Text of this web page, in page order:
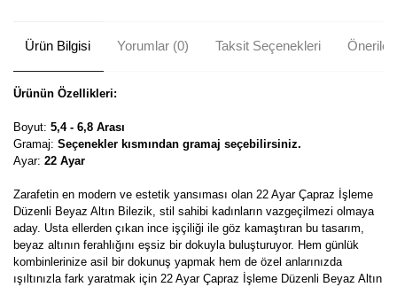
Ürün Bilgisi Yorumlar (0) Taksit Seçenekleri
Ürünün Özellikleri:
Boyut: 5,4 - 6,8 Arası
Gramaj: Seçenekler kısmından gramaj seçebilirsiniz.
Ayar: 22 Ayar
Zarafetin en modern ve estetik yansıması olan 22 Ayar Çapraz İşleme
Düzenli Beyaz Altın Bilezik, stil sahibi kadınların vazgeçilmezi olmaya
aday. Usta ellerden çıkan ince işçiliği ile göz kamaştıran bu tasarım,
beyaz altının ferahlığını eşsiz bir dokuyla buluşturuyor. Hem günlük
kombinlerinize asil bir dokunuş yapmak hem de özel anlarınızda
ışıltınızla fark yaratmak için 22 Ayar Çapraz İşleme Düzenli Beyaz Altın